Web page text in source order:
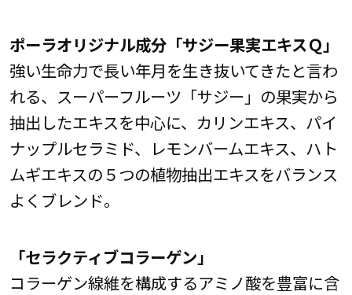
ポーラオリジナル成分「サジー果実エキスＱ」
強い生命力で長い年月を生き抜いてきたと言わ
れる、スーパーフルーツ「サジー」の果実から
抽出したエキスを中心に、カリンエキス、パイ
ナップルセラミド、レモンバームエキス、ハト
ムギエキスの５つの植物抽出エキスをバランス
よくブレンド。
「セラクティブコラーゲン」
コラーゲン線維を構成するアミノ酸を豊富に含